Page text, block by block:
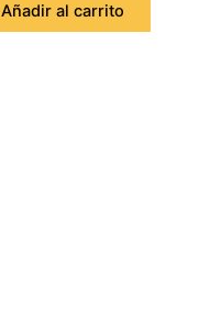
Añadir al carrito